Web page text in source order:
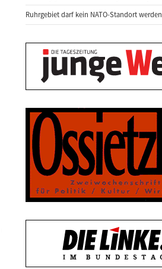
Ruhrgebiet darf kein NATO-Standort werden